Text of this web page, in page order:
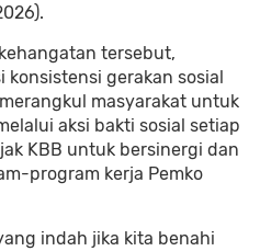
tersebut,
gerakan sosial
masyarakat untuk
aksi bakti sosial setiap
KBB untuk bersinergi dan
program kerja Pemko
indah jika kita benahi